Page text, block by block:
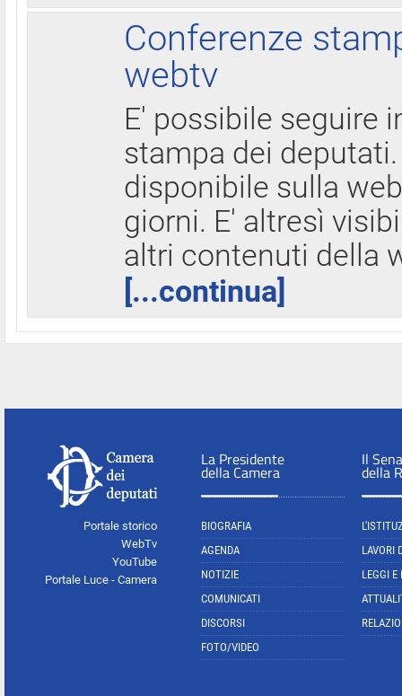
Conferenze
webtv
E' possibile seguire
stampa dei
disponibile sulla
giorni. E' altresì
altri contenuti della
[...continua]
Portale storico
WebTv
YouTube
Portale Luce - Camera
La Presidente
della Camera
BIOGRAFIA
AGENDA
NOTIZIE
COMUNICATI
DISCORSI
FOTO/VIDEO
Il
della
LAVORI
LEGGI E